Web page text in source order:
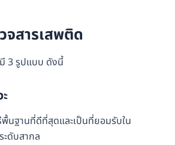
สารเสพติด
3 รูปแบบ ดังนี้
พื้นฐานที่ดีที่สุดและเป็นที่ยอมรับใน
ะดับสากล